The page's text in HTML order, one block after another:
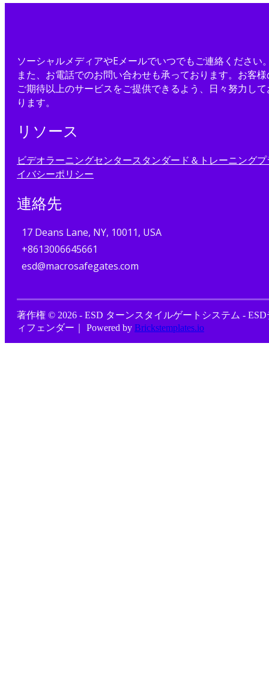
ソーシャルメディアやEメールでいつでもご連絡ください
また、お電話でのお問い合わせも承っております。お客様
ご期待以上のサービスをご提供できるよう、日々努力して
ります。
リソース
ビデオラーニングセンタースタンダード＆トレーニング
イバシーポリシー
連絡先
17 Deans Lane, NY, 10011, USA
+8613006645661
esd@macrosafegates.com
著作権 © 2026 - ESD ターンスタイルゲートシステム - ESD
ィフェンダー｜ Powered by Brickstemplates.io